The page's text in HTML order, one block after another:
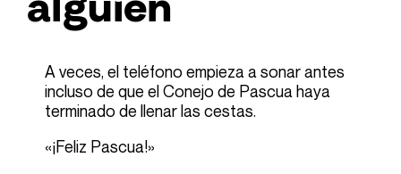
A veces, el teléfono empieza a sonar antes
incluso de que el Conejo de Pascua haya
terminado de llenar las cestas.
«¡Feliz Pascua!»